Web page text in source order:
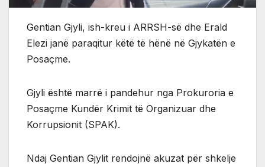
Gentian Gjyli, ish-kreu i ARRSH-së dhe Erald
Elezi janë paraqitur këtë të hënë në Gjykatën e
Posaçme.
Gjyli është marrë i pandehur nga Prokuroria e
Posaçme Kundër Krimit të Organizuar dhe
Korrupsionit (SPAK).
Ndaj Gentian Gjylit rendojnë akuzat për shkelje